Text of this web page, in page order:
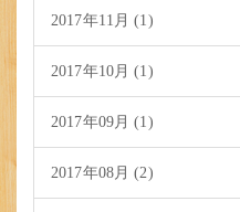
2017年11月 (1)
2017年10月 (1)
2017年09月 (1)
2017年08月 (2)